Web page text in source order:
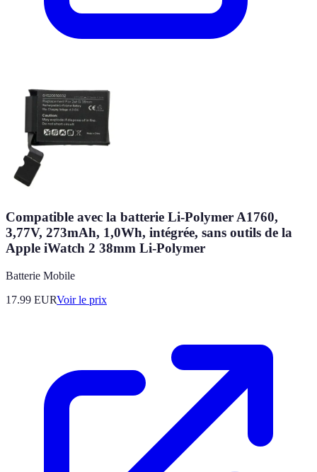
Compatible avec la batterie Li-Polymer A1760,
3,77V, 273mAh, 1,0Wh, intégrée, sans outils de la
Apple iWatch 2 38mm Li-Polymer
Batterie Mobile
17.99 EURVoir le prix